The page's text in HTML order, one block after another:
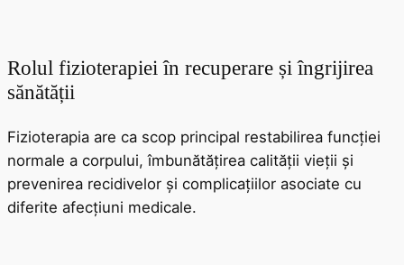
Rolul fizioterapiei în recuperare și îngrijirea
sănătății
Fizioterapia are ca scop principal restabilirea funcției
normale a corpului, îmbunătățirea calității vieții și
prevenirea recidivelor și complicațiilor asociate cu
diferite afecțiuni medicale.